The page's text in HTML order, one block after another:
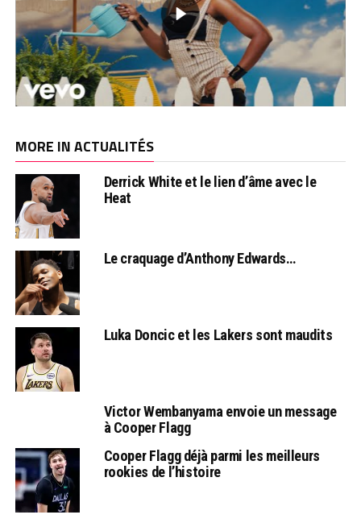
MORE IN ACTUALITÉS
Derrick White et le lien d’âme avec le
Heat
Le craquage d’Anthony Edwards…
Luka Doncic et les Lakers sont maudits
Victor Wembanyama envoie un message
à Cooper Flagg
Cooper Flagg déjà parmi les meilleurs
rookies de l’histoire